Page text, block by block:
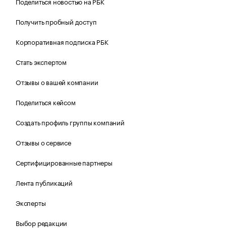
Получить пробный доступ
Корпоративная подписка РБК
Стать экспертом
Отзывы о вашей компании
Поделиться кейсом
Создать профиль группы компаний
Отзывы о сервисе
Сертифицированные партнеры
Лента публикаций
Эксперты
Выбор редакции